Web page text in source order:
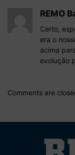
REMO
Certo,
era o
acima
evolução
Comments are